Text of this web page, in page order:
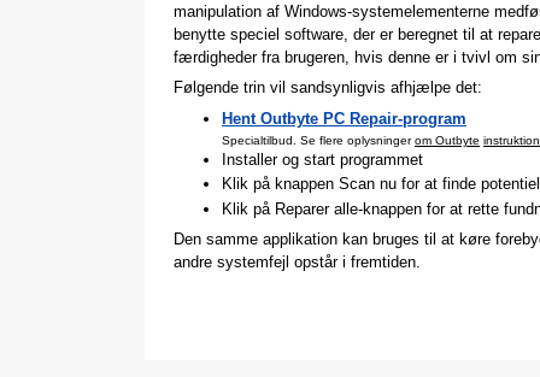
manipulation af Windows-systemelementerne
benytte speciel software, der er beregnet til at
færdigheder fra brugeren, hvis denne er i tvivl om
Følgende trin vil sandsynligvis afhjælpe det:
Hent Outbyte PC Repair-program
Specialtilbud. Se flere oplysningerom Outbyte
Installer og start programmet
Klik på knappen Scan nu for at finde
Klik på Reparer alle-knappen for at rette
Den samme applikation kan bruges til at køre
andre systemfejl opstår i fremtiden.